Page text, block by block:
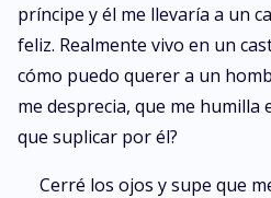
príncipe y él me llevaría a un
feliz. Realmente vivo en un
cómo puedo querer a un
me desprecia, que me humilla
que suplicar por él?
Cerré los ojos y supe que